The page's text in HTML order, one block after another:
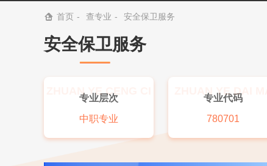
首页 查专业 安全保卫服务
安全保卫服务
ZHUAN YE CENG CI
专业层次
中职专业
ZHUAN YE DAI MA
专业代码
780701